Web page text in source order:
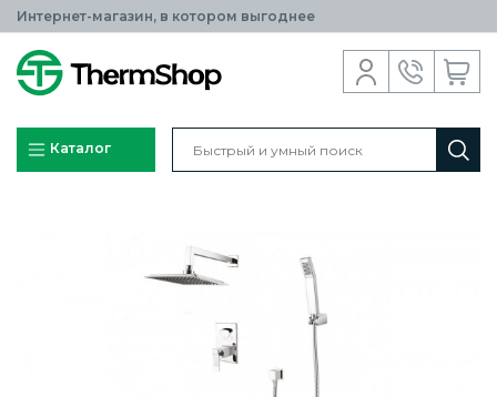
Интернет-магазин, в котором выгоднее
Каталог